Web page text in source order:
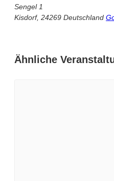
Sengel 1
Kisdorf, 24269 Deutschland
Ähnliche